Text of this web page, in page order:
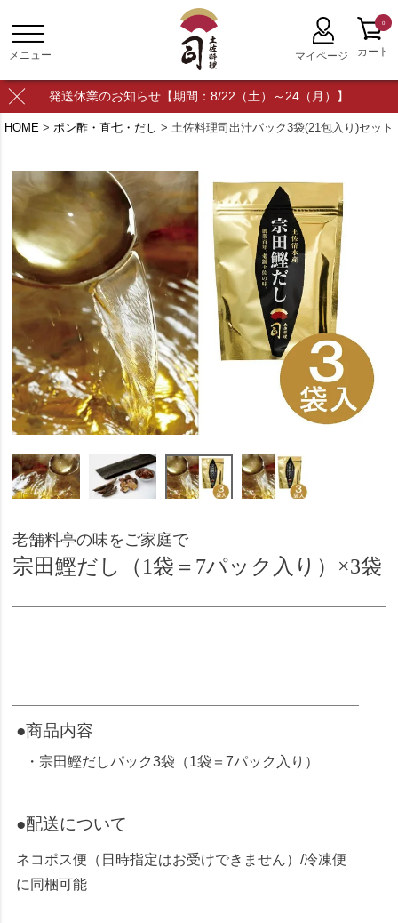
発送休業のお知らせ【期間：8/22（土）～24（月）】
0
HOME ポン酢・直七・だし 土佐料理司出汁パック3袋(21包入り)セット
老舗料亭の味をご家庭で
宗田鰹だし（1袋＝7パック入り）×3袋
●商品内容
・宗田鰹だしパック3袋（1袋＝7パック入り）
●配送について
ネコポス便（日時指定はお受けできません）/冷凍便
に同梱可能